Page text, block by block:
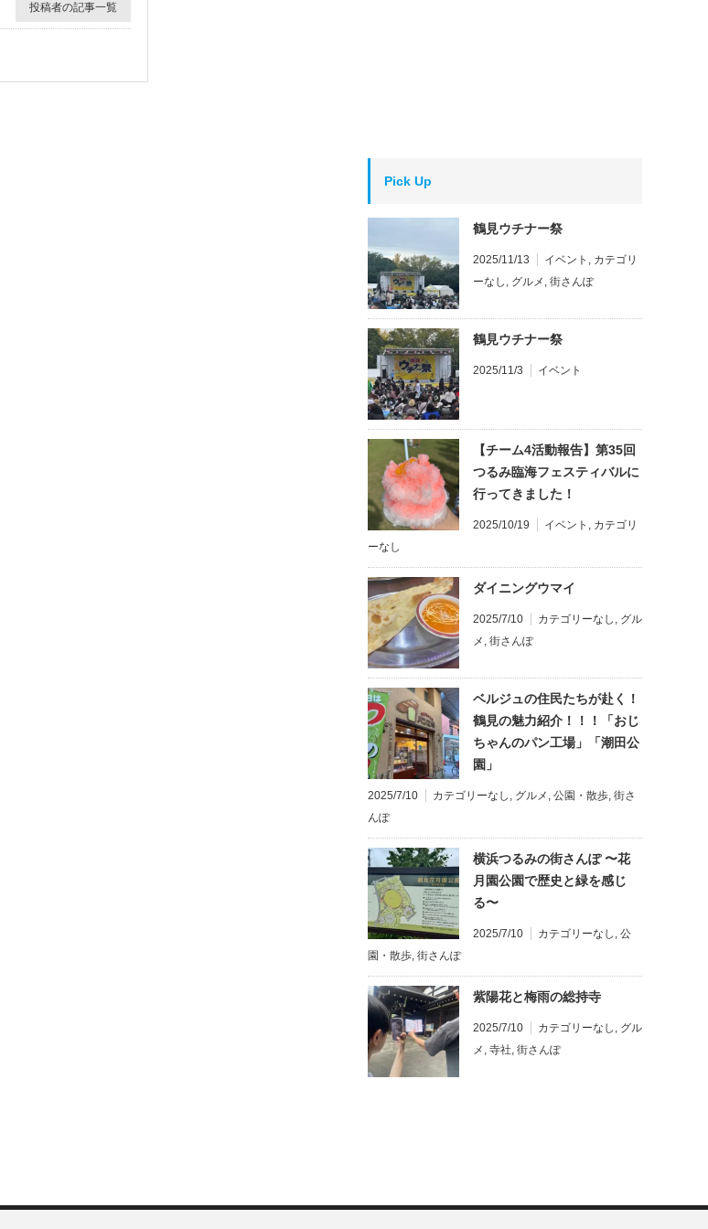
投稿者の記事一覧
Pick Up
鶴見ウチナー祭
2025/11/13 イベント , カテゴリ
ーなし , グルメ , 街さんぽ
鶴見ウチナー祭
2025/11/3 イベント
【チーム4活動報告】第35回
つるみ臨海フェスティバルに
行ってきました！
2025/10/19 イベント , カテゴリ
ーなし
ダイニングウマイ
2025/7/10 カテゴリーなし , グル
メ , 街さんぽ
ベルジュの住民たちが赴く！
鶴見の魅力紹介！！！「おじ
ちゃんのパン工場」「潮田公
園」
2025/7/10 カテゴリーなし , グルメ , 公園・散歩, 街さ
んぽ
横浜つるみの街さんぽ 〜花
月園公園で歴史と緑を感じ
る〜
2025/7/10 カテゴリーなし , 公
園・散歩, 街さんぽ
紫陽花と梅雨の総持寺
2025/7/10 カテゴリーなし , グル
メ , 寺社, 街さんぽ